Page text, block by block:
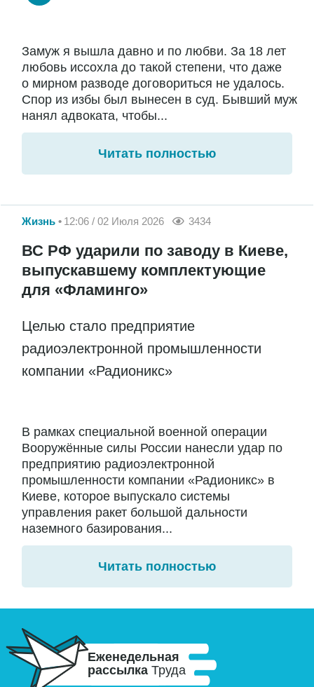
Замуж я вышла давно и по любви. За 18 лет
любовь иссохла до такой степени, что даже
о мирном разводе договориться не удалось.
Спор из избы был вынесен в суд. Бывший муж
нанял адвоката, чтобы...
Читать полностью
Жизнь 12:06 / 02 Июля 2026 3434
ВС РФ ударили по заводу в Киеве,
выпускавшему комплектующие
для «Фламинго»
Целью стало предприятие
радиоэлектронной промышленности
компании «Радионикс»
В рамках специальной военной операции
Вооружённые силы России нанесли удар по
предприятию радиоэлектронной
промышленности компании «Радионикс» в
Киеве, которое выпускало системы
управления ракет большой дальности
наземного базирования...
Читать полностью
Еженедельная
рассылка Труда